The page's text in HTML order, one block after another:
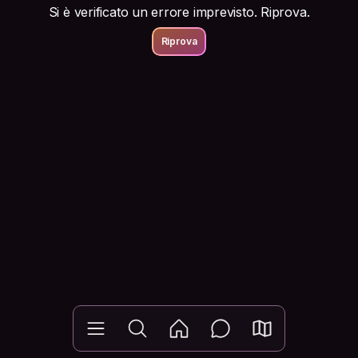
Si è verificato un errore imprevisto. Riprova.
Riprova